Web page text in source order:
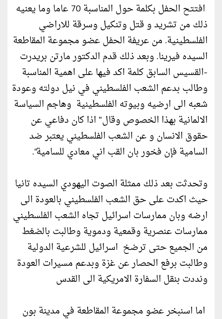
افتتح الحفل بكلمة حول المناسبة 70 عاما وما يعنيه
ذلك من تشريد و قتل وتنكيل وسرقة للاراضي
الفلسطينية. من عريفة الحفل عضو مجموعة المقاطعة
السيده فيرينا. وبعد ذلك قدم الدكتور مارتن بريدرت
-القسيس السابق كلمة اكد فيها على اهمية المناسبة
وطالب بدعم الشعب الفلسطيني في نيل دولته وعودة
شعبه الى ارضيه وبيوته الفلسطينية وهاجم السياسة
الالمانية بهذا الخصوص وقال" اذا كان دفاعي عن
حقوق الانسان و عن الشعب الفلسطيني يعتبر ضد
السامية فإن فخور بان القب اني معادي للسامية".
وتحدثت بعد ذلك ممثلة الصوت اليهودي السيده تانيا
حيث اكدت على حق الشعب الفلسطيني بالعودة الى
ارضه وبان ممارسات اسرائيل تجاه الشعب الفلسطيني
ممارسات عنصرية وقمعية ودموية وطالبت بالضغط
من الجميع حتى ترضخ اسرائيل للشرعية الدولية
وطالبت برفع الحصار عن غزة وبدعم مسيرات العودة
ونددت بنقل السفارة الامريكية الى القدس
اما اسنبخر عضو مجموعة المقاطعة في مدينة بون